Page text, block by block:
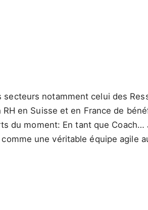
secteurs notamment celui des
en Suisse et en France de
du moment: En tant que Coach…
une véritable équipe agile